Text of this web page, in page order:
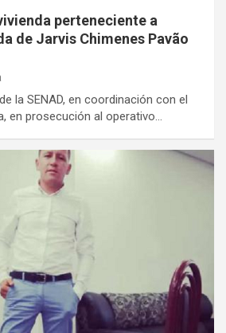
perteneciente a
de Jarvis Chimenes Pavão
la SENAD, en coordinación con el
en prosecución al operativo…